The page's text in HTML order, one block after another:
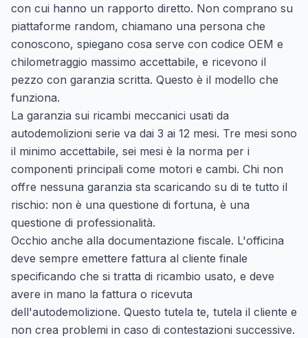
con cui hanno un rapporto diretto. Non comprano su
piattaforme random, chiamano una persona che
conoscono, spiegano cosa serve con codice OEM e
chilometraggio massimo accettabile, e ricevono il
pezzo con garanzia scritta. Questo è il modello che
funziona.
La garanzia sui ricambi meccanici usati da
autodemolizioni serie va dai 3 ai 12 mesi. Tre mesi sono
il minimo accettabile, sei mesi è la norma per i
componenti principali come motori e cambi. Chi non
offre nessuna garanzia sta scaricando su di te tutto il
rischio: non è una questione di fortuna, è una
questione di professionalità.
Occhio anche alla documentazione fiscale. L'officina
deve sempre emettere fattura al cliente finale
specificando che si tratta di ricambio usato, e deve
avere in mano la fattura o ricevuta
dell'autodemolizione. Questo tutela te, tutela il cliente e
non crea problemi in caso di contestazioni successive.